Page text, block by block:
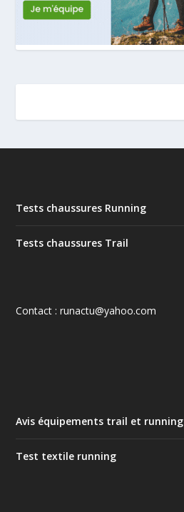
Tests chaussures Running
Tests chaussures Trail
Contact : runactu@yahoo.com
Avis équipements trail et running
Test textile running